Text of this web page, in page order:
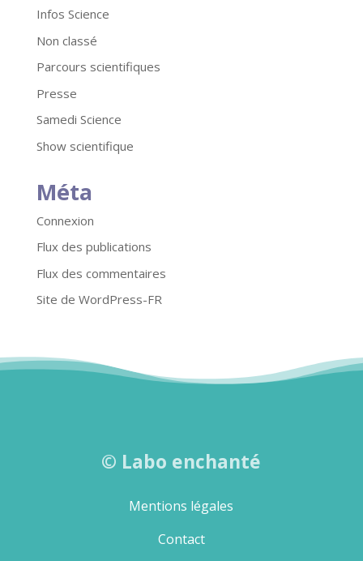
Infos Science
Non classé
Parcours scientifiques
Presse
Samedi Science
Show scientifique
Méta
Connexion
Flux des publications
Flux des commentaires
Site de WordPress-FR
© Labo enchanté
Mentions légales
Contact